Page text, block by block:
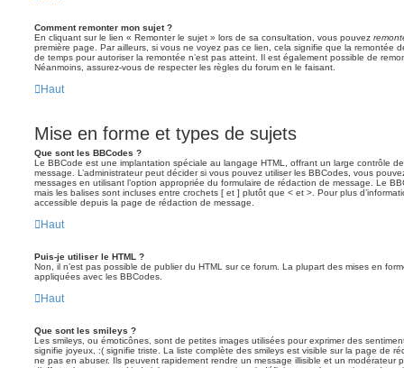
Comment remonter mon sujet ?
En cliquant sur le lien « Remonter le sujet » lors de sa consultation, vous pouvez
première page. Par ailleurs, si vous ne voyez pas ce lien, cela signifie que la remontée
de temps pour autoriser la remontée n’est pas atteint. Il est également possible de
Néanmoins, assurez-vous de respecter les règles du forum en le faisant.
Haut
Mise en forme et types de sujets
Que sont les BBCodes ?
Le BBCode est une implantation spéciale au langage HTML, offrant un large contrôle
message. L’administrateur peut décider si vous pouvez utiliser les BBCodes, vous
messages en utilisant l’option appropriée du formulaire de rédaction de message. Le
mais les balises sont incluses entre crochets [ et ] plutôt que < et >. Pour plus
accessible depuis la page de rédaction de message.
Haut
Puis-je utiliser le HTML ?
Non, il n’est pas possible de publier du HTML sur ce forum. La plupart des mises en
appliquées avec les BBCodes.
Haut
Que sont les smileys ?
Les smileys, ou émoticônes, sont de petites images utilisées pour exprimer des
signifie joyeux, :( signifie triste. La liste complète des smileys est visible sur la page de
ne pas en abuser. Ils peuvent rapidement rendre un message illisible et un modérateur